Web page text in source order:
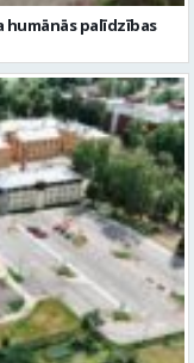
humānās palīdzības